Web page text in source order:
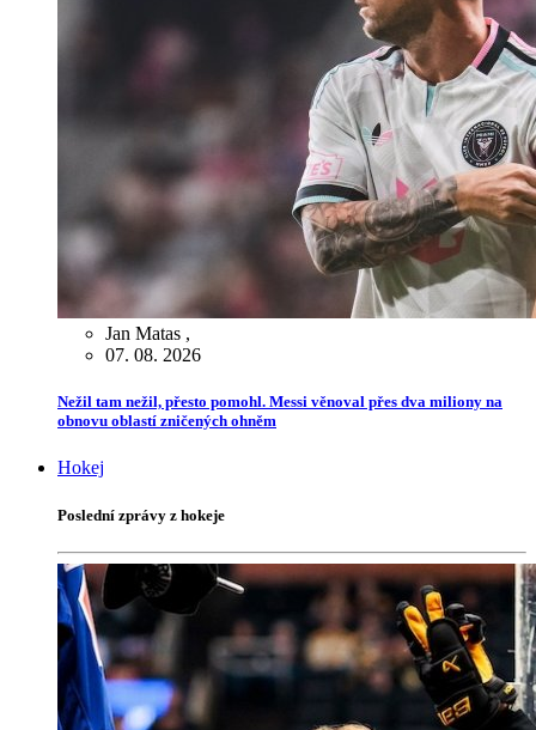
Jan Matas ,
07. 08. 2026
Nežil tam nežil, přesto pomohl. Messi věnoval přes dva miliony na
obnovu oblastí zničených ohněm
Hokej
Poslední zprávy z hokeje